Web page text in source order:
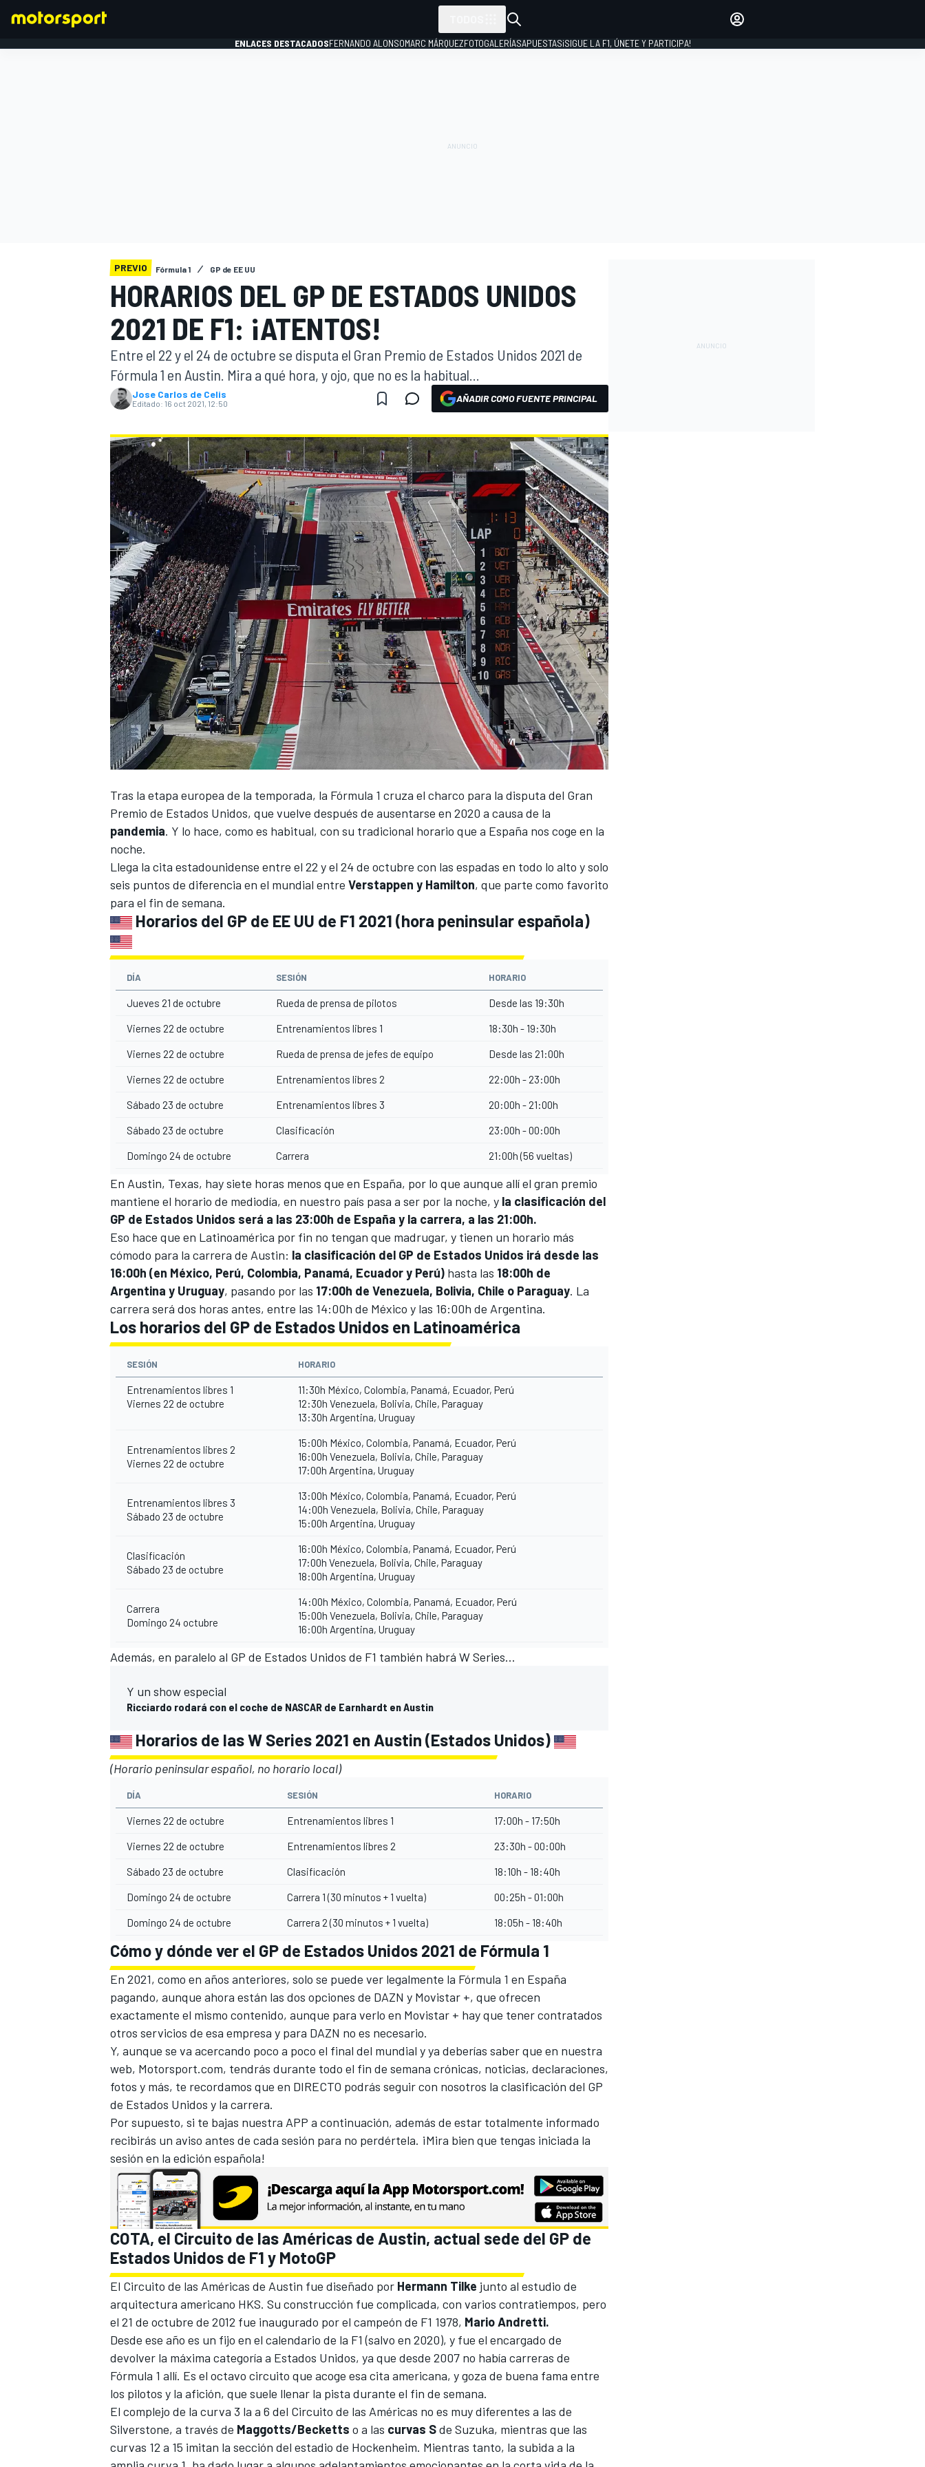
WEC FÓRMULA E
ENLACES DESTACADOSFERNANDO ALONSOMARC MÁRQUEZFOTOGALERÍASAPUESTAS¡SIGUE LA F1, ÚNETE Y PARTICIPA!
PREVIO Fórmula 1 GP de EE UU
HORARIOS DEL GP DE ESTADOS UNIDOS
2021 DE F1: ¡ATENTOS!
Entre el 22 y el 24 de octubre se disputa el Gran Premio de Estados Unidos 2021 de
Fórmula 1 en Austin. Mira a qué hora, y ojo, que no es la habitual...
Jose Carlos de Celis
Editado: 16 oct 2021, 12:50 AÑADIR COMO FUENTE PRINCIPAL
Tras la etapa europea de la temporada, la Fórmula 1 cruza el charco para la disputa del Gran
Premio de Estados Unidos, que vuelve después de ausentarse en 2020 a causa de la
pandemia. Y lo hace, como es habitual, con su tradicional horario que a España nos coge en la
noche.
Llega la cita estadounidense entre el 22 y el 24 de octubre con las espadas en todo lo alto y solo
seis puntos de diferencia en el mundial entre Verstappen y Hamilton, que parte como favorito
para el fin de semana.
Horarios del GP de EE UU de F1 2021 (hora peninsular española)
DÍA SESIÓN HORARIO
Jueves 21 de octubre Rueda de prensa de pilotos Desde las 19:30h
Viernes 22 de octubre Entrenamientos libres 1 18:30h - 19:30h
Viernes 22 de octubre Rueda de prensa de jefes de equipo Desde las 21:00h
Viernes 22 de octubre Entrenamientos libres 2 22:00h - 23:00h
Sábado 23 de octubre Entrenamientos libres 3 20:00h - 21:00h
Sábado 23 de octubre Clasificación 23:00h - 00:00h
Domingo 24 de octubre Carrera 21:00h (56 vueltas)
En Austin, Texas, hay siete horas menos que en España, por lo que aunque allí el gran premio
mantiene el horario de mediodía, en nuestro país pasa a ser por la noche, y la clasificación del
GP de Estados Unidos será a las 23:00h de España y la carrera, a las 21:00h.
Eso hace que en Latinoamérica por fin no tengan que madrugar, y tienen un horario más
cómodo para la carrera de Austin: la clasificación del GP de Estados Unidos irá desde las
16:00h (en México, Perú, Colombia, Panamá, Ecuador y Perú) hasta las 18:00h de
Argentina y Uruguay, pasando por las 17:00h de Venezuela, Bolivia, Chile o Paraguay. La
carrera será dos horas antes, entre las 14:00h de México y las 16:00h de Argentina.
Los horarios del GP de Estados Unidos en Latinoamérica
SESIÓN HORARIO
Entrenamientos libres 1
Viernes 22 de octubre
11:30h México, Colombia, Panamá, Ecuador, Perú
12:30h Venezuela, Bolivia, Chile, Paraguay
13:30h Argentina, Uruguay
Entrenamientos libres 2
Viernes 22 de octubre
15:00h México, Colombia, Panamá, Ecuador, Perú
16:00h Venezuela, Bolivia, Chile, Paraguay
17:00h Argentina, Uruguay
Entrenamientos libres 3
Sábado 23 de octubre
13:00h México, Colombia, Panamá, Ecuador, Perú
14:00h Venezuela, Bolivia, Chile, Paraguay
15:00h Argentina, Uruguay
Clasificación
Sábado 23 de octubre
16:00h México, Colombia, Panamá, Ecuador, Perú
17:00h Venezuela, Bolivia, Chile, Paraguay
18:00h Argentina, Uruguay
Carrera
Domingo 24 octubre
14:00h México, Colombia, Panamá, Ecuador, Perú
15:00h Venezuela, Bolivia, Chile, Paraguay
16:00h Argentina, Uruguay
Además, en paralelo al GP de Estados Unidos de F1 también habrá W Series...
Y un show especial
Ricciardo rodará con el coche de NASCAR de Earnhardt en Austin
Horarios de las W Series 2021 en Austin (Estados Unidos)
(Horario peninsular español, no horario local)
DÍA SESIÓN HORARIO
Viernes 22 de octubre Entrenamientos libres 1 17:00h - 17:50h
Viernes 22 de octubre Entrenamientos libres 2 23:30h - 00:00h
Sábado 23 de octubre Clasificación 18:10h - 18:40h
Domingo 24 de octubre Carrera 1 (30 minutos + 1 vuelta) 00:25h - 01:00h
Domingo 24 de octubre Carrera 2 (30 minutos + 1 vuelta) 18:05h - 18:40h
Cómo y dónde ver el GP de Estados Unidos 2021 de Fórmula 1
En 2021, como en años anteriores, solo se puede ver legalmente la Fórmula 1 en España
pagando, aunque ahora están las dos opciones de DAZN y Movistar +, que ofrecen
exactamente el mismo contenido, aunque para verlo en Movistar + hay que tener contratados
otros servicios de esa empresa y para DAZN no es necesario.
Y, aunque se va acercando poco a poco el final del mundial y ya deberías saber que en nuestra
web, Motorsport.com, tendrás durante todo el fin de semana crónicas, noticias, declaraciones,
fotos y más, te recordamos que en DIRECTO podrás seguir con nosotros la clasificación del GP
de Estados Unidos y la carrera.
Por supuesto, si te bajas nuestra APP a continuación, además de estar totalmente informado
recibirás un aviso antes de cada sesión para no perdértela. ¡Mira bien que tengas iniciada la
sesión en la edición española!
COTA, el Circuito de las Américas de Austin, actual sede del GP de
Estados Unidos de F1 y MotoGP
El Circuito de las Américas de Austin fue diseñado por Hermann Tilke junto al estudio de
arquitectura americano HKS. Su construcción fue complicada, con varios contratiempos, pero
el 21 de octubre de 2012 fue inaugurado por el campeón de F1 1978, Mario Andretti.
Desde ese año es un fijo en el calendario de la F1 (salvo en 2020), y fue el encargado de
devolver la máxima categoría a Estados Unidos, ya que desde 2007 no había carreras de
Fórmula 1 allí. Es el octavo circuito que acoge esa cita americana, y goza de buena fama entre
los pilotos y la afición, que suele llenar la pista durante el fin de semana.
El complejo de la curva 3 la a 6 del Circuito de las Américas no es muy diferentes a las de
Silverstone, a través de Maggotts/Becketts o a las curvas Sde Suzuka, mientras que las
curvas 12 a 15 imitan la sección del estadio de Hockenheim. Mientras tanto, la subida a la